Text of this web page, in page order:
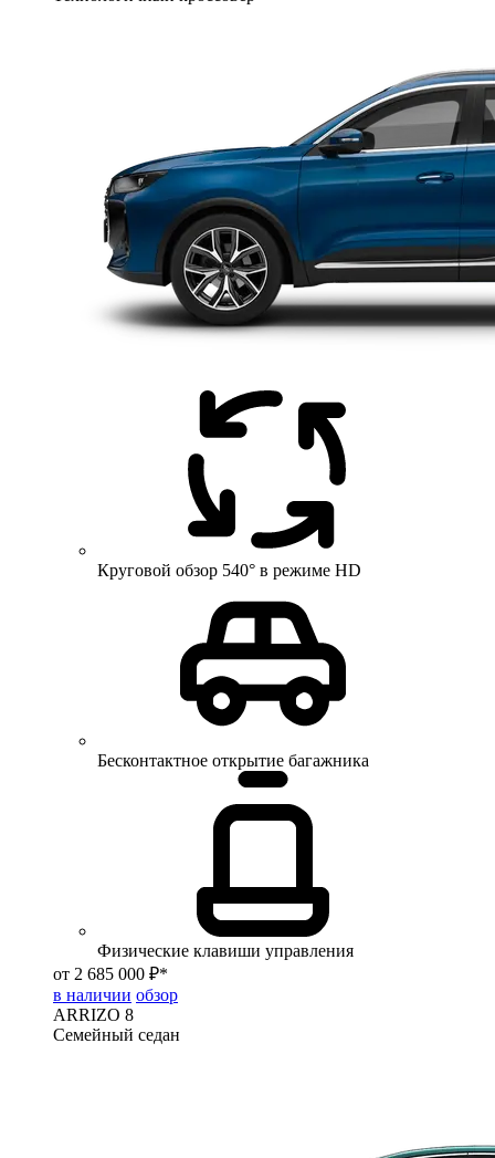
Круговой обзор 540° в режиме HD
Бесконтактное открытие багажника
Физические клавиши управления
от 2 685 000 ₽*
в наличии обзор
ARRIZO 8
Семейный седан